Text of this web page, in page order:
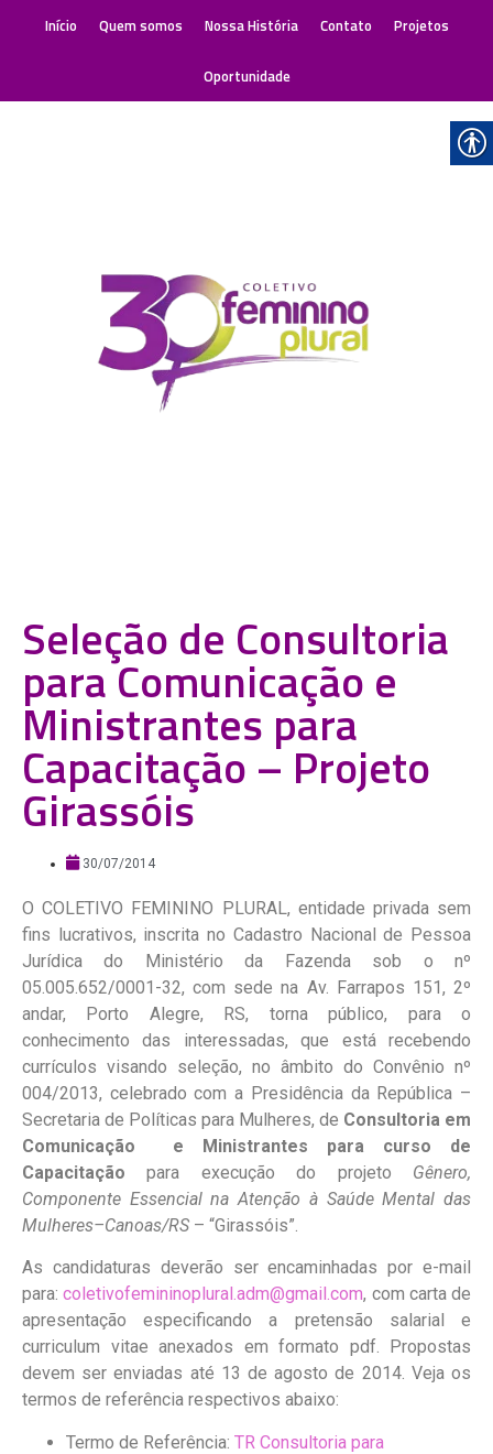
Início Quem somos Nossa História Contato Projetos
Oportunidade
Seleção de Consultoria
para Comunicação e
Ministrantes para
Capacitação – Projeto
Girassóis
30/07/2014
O COLETIVO FEMININO PLURAL, entidade privada sem
fins lucrativos, inscrita no Cadastro Nacional de Pessoa
Jurídica do Ministério da Fazenda sob o nº
05.005.652/0001-32, com sede na Av. Farrapos 151, 2º
andar, Porto Alegre, RS, torna público, para o
conhecimento das interessadas, que está recebendo
currículos visando seleção, no âmbito do Convênio nº
004/2013, celebrado com a Presidência da República –
Secretaria de Políticas para Mulheres, de Consultoria em
Comunicação e Ministrantes para curso de
Capacitaçãopara execução do projeto Gênero,
Componente Essencial na Atenção à Saúde Mental das
Mulheres–Canoas/RS – “Girassóis”.
As candidaturas deverão ser encaminhadas por e-mail
para:coletivofemininoplural.adm@gmail.com, com carta de
apresentação especificando a pretensão salarial e
curriculum vitae anexados em formato pdf. Propostas
devem ser enviadas até 13 de agosto de 2014. Veja os
termos de referência respectivos abaixo:
Termo de Referência: TR Consultoria para